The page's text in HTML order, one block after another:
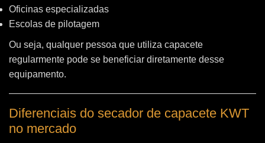
Oficinas especializadas
Escolas de pilotagem
Ou seja, qualquer pessoa que utiliza capacete
regularmente pode se beneficiar diretamente desse
equipamento.
Diferenciais do secador de capacete KWT
no mercado